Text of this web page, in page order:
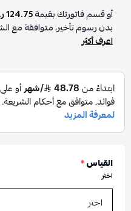
أو قسم فاتورتك بقيمة124.75 ر.س
بدون رسوم تأخير، متوافقة مع
اعرف أكثر
القياس*
اختر